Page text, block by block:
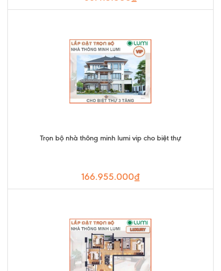
Trọn bộ nhà thông minh lumi vip cho biệt thự
166.955.000₫